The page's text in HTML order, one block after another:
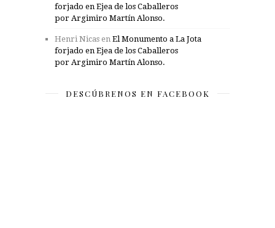
forjado en Ejea de los Caballeros
por Argimiro Martín Alonso.
Henri Nicas en El Monumento a La Jota
forjado en Ejea de los Caballeros
por Argimiro Martín Alonso.
DESCÚBRENOS EN FACEBOOK